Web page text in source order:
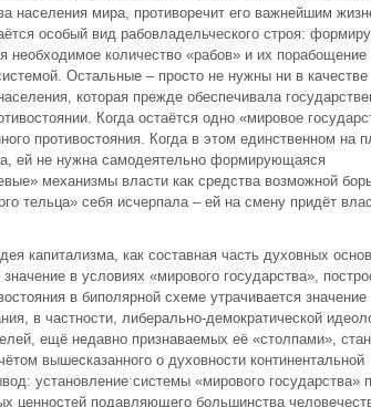
населения мира, противоречит его важнейшим
особый вид рабовладельческого строя:
необходимое количество «рабов» и их порабощение
Остальные – просто не нужны ни в качестве
которая прежде обеспечивала
Когда остаётся одно «мировое
противостояния. Когда в этом единственном на
ей не нужна самодеятельно формирующаяся
механизмы власти как средства возможной
тельца» себя исчерпала – ей на смену придёт
капитализма, как составная часть духовных
в условиях «мирового государства»,
в биполярной схеме утрачивается значение
в частности, либерально-демократической
ещё недавно признаваемых её «столпами»,
вышесказанного о духовности континентальной
установление системы «мирового государства»
ценностей подавляющего большинства